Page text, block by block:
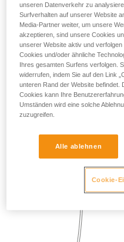
unseren Datenverkehr zu
Surfverhalten auf unserer Website
Media-Partner weiter, um unsere
akzeptieren, sind unsere Cookies
unserer Website aktiv und
Cookies und/oder ähnliche
Ihres gesamten Surfens verfolgen.
widerrufen, indem Sie auf den Link
unteren Rand der Website befindet.
Cookies kann Ihre
Umständen wird eine solche
zuzugreifen.
Alle ablehnen
Cookie-